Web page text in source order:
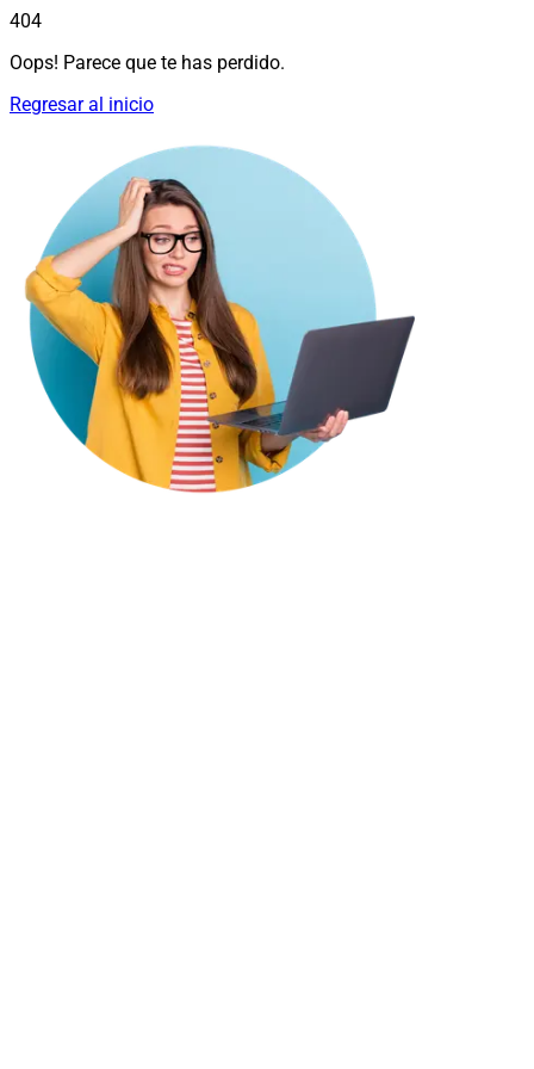
404
Oops! Parece que te has perdido.
Regresar al inicio